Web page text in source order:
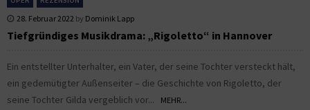
28. Februar 2022 by Dominik Lapp
Tiefgründiges Musikdrama: „Rigoletto“ in Hannover
Ein entstellter Unterhalter, ein Vater, der seine Tochter versteckt hält,
ein gedemütigter Außenseiter – die Geschichte von Rigoletto, der
seine Tochter Gilda vergeblich vor...
MEHR...